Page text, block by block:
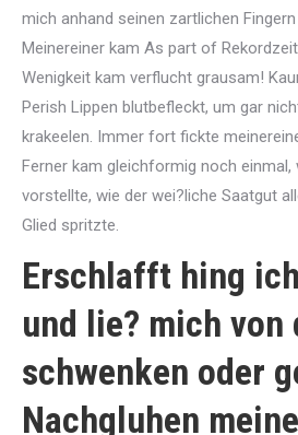
mich anhand seinen zartlichen
Meinereiner kam As part of
Wenigkeit kam verflucht grausam!
Perish Lippen blutbefleckt, um gar
krakeelen. Immer fort fickte
Ferner kam gleichformig noch einmal,
vorstellte, wie der wei?liche Saatgut
Glied spritzte.
Erschlafft hing
und lie? mich von
schwenken oder
Nachgluhen